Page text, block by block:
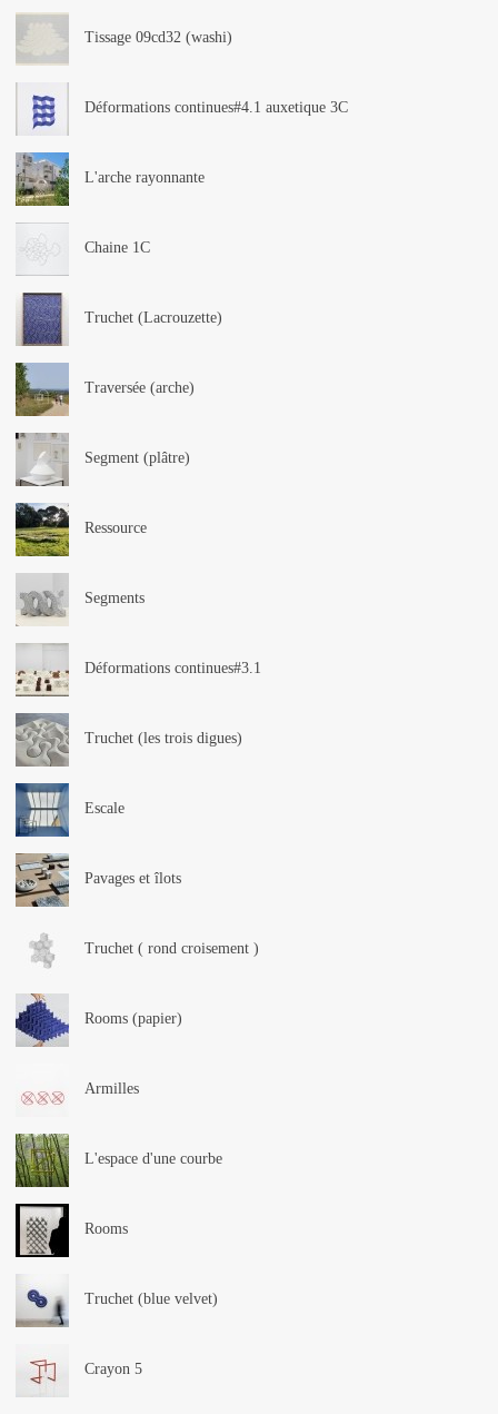
Tissage 09cd32 (washi)
Déformations continues#4.1 auxetique 3C
L'arche rayonnante
Chaine 1C
Truchet (Lacrouzette)
Traversée (arche)
Segment (plâtre)
Ressource
Segments
Déformations continues#3.1
Truchet (les trois digues)
Escale
Pavages et îlots
Truchet ( rond croisement )
Rooms (papier)
Armilles
L'espace d'une courbe
Rooms
Truchet (blue velvet)
Crayon 5